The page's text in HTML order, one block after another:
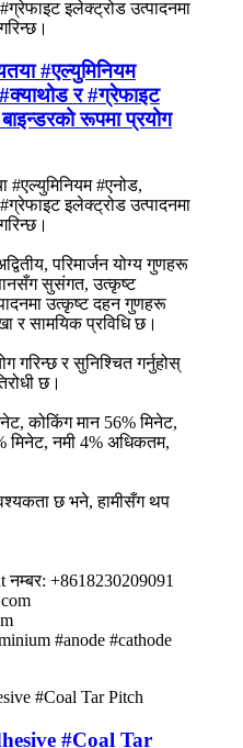
#एल्युमिनियम
र #ग्रेफाइट
रूपमा प्रयोग
#एल्युमिनियम #एनोड,
इलेक्ट्रोड उत्पादनमा
परिमार्जन योग्य गुणहरू
सुसंगत, उत्कृष्ट
उत्कृष्ट दहन गुणहरू
र सामयिक प्रविधि छ।
गरिन्छ र सुनिश्चित गर्नुहोस्
छ।
कोकिंग मान 56% मिनेट,
मिनेट, नमी 4% अधिकतम,
छ भने, हामीसँग थप
नम्बर: +8618230209091
#anode #cathode
#Coal Tar